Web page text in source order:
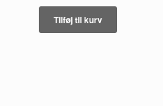
Tilføj til kurv